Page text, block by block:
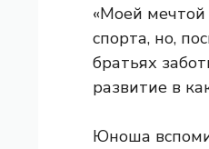
«Моей мечтой
спорта, но,
братьях
развитие в
Юноша